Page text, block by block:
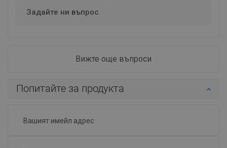
Задайте ни въпрос
Вижте още въпроси
Попитайте за продукта